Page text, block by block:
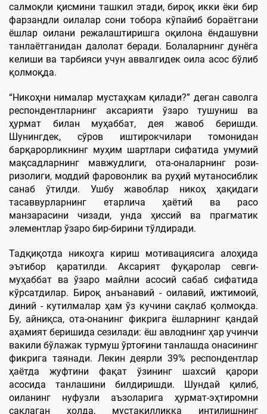
салмоқли қисмини ташкил этади, бироқ икки ёки бир
фарзандли оилалар сони тобора кўпайиб бораётгани
ёшлар оилани режалаштиришга оқилона ёндашувни
танлаётганидан далолат беради. Болаларнинг дунёга
келиши ва тарбияси учун аввалгидек оила асос бўлиб
қолмоқда.
“Никоҳни нималар мустаҳкам қилади?” деган саволга
респондентларнинг аксарияти ўзаро тушуниш ва
ҳурмат билан муҳаббат, дея жавоб беришди.
Шунингдек, сўров иштирокчилари томонидан
барқарорликнинг муҳим шартлари сифатида умумий
мақсадларнинг мавжудлиги, ота-оналарнинг рози-
ризолиги, моддий фаровонлик ва руҳий мутаносиблик
санаб ўтилди. Ушбу жавоблар никоҳ ҳақидаги
тасаввурларнинг етарлича ҳаётий ва расо
манзарасини чизади, унда ҳиссий ва прагматик
элементлар ўзаро бир-бирини тўлдиради.
Тадқиқотда никоҳга кириш мотивациясига алоҳида
эътибор қаратилди. Аксарият фуқаролар севги-
муҳаббат ва ўзаро майлни асосий сабаб сифатида
кўрсатдилар. Бироқ анъанавий - оилавий, ижтимоий,
диний - кутилмалар ҳам ўз кучини сақлаб қолмоқда.
Бу, айниқса, ота-онанинг фикрига ёшларнинг қандай
аҳамият беришида сезилади: ёш авлоднинг ҳар учинчи
вакили бўлажак турмуш ўртоғини танлашда онасининг
фикрига таянади. Лекин деярли 39% респондентлар
ҳаётда жуфтини фақат ўзининг шахсий қарори
асосида танлашини билдиришди. Шундай қилиб,
оиланинг нуфузли аъзоларига ҳурмат-эҳтиромни
сақлаган ҳолда, мустақилликка интилишнинг